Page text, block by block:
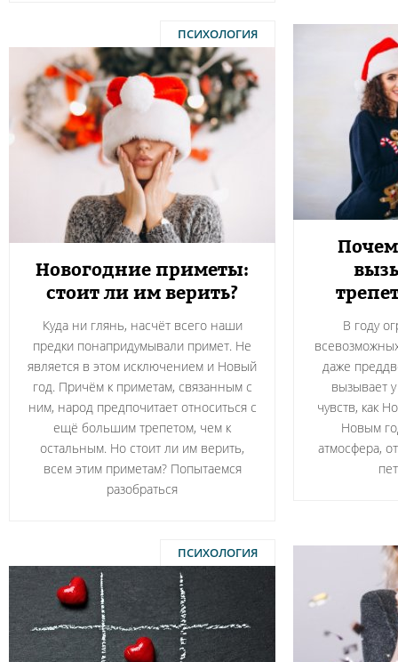
В году
даже
вызывает
чувств, как
Новым
атмосфера,
ПСИХОЛОГИЯ
Новогодние приметы:
стоит ли им верить?
Куда ни глянь, насчёт всего наши
предки понапридумывали примет. Не
является в этом исключением и Новый
год. Причём к приметам, связанным с
ним, народ предпочитает относиться с
ещё большим трепетом, чем к
остальным. Но стоит ли им верить,
всем этим приметам? Попытаемся
разобраться
ПСИХОЛОГИЯ